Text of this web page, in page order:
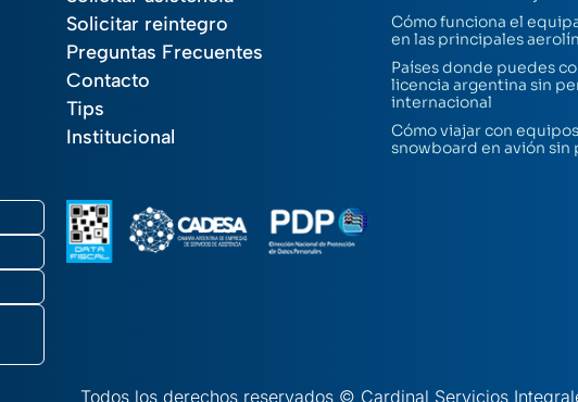
Solicitar reintegro
Preguntas Frecuentes
Contacto
Tips
Institucional
Cómo funciona el
en las principales
Países donde puedes
licencia argentina sin
internacional
Cómo viajar con
snowboard en avión sin
Todos los derechos reservados © Cardinal Servicios